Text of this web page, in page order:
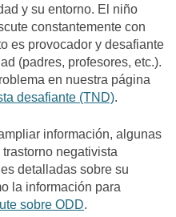
y su entorno. El niño
constantemente con
es provocador y desafiante
(padres, profesores, etc.).
en nuestra página
desafiante (TND).
información, algunas
negativista
detalladas sobre su
la información para
sobre ODD.